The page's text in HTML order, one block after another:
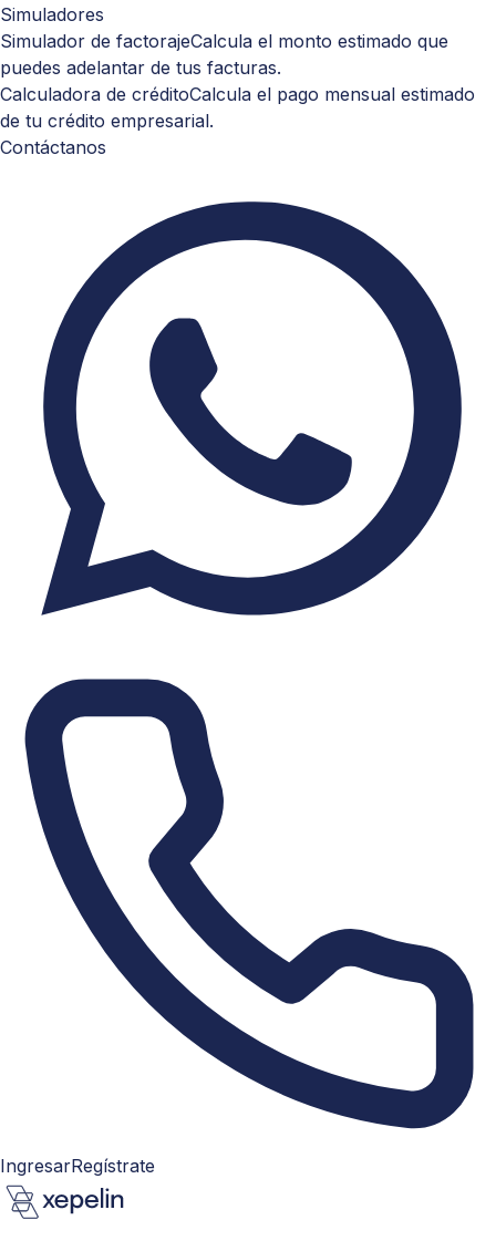
Simuladores
Simulador de factorajeCalcula el monto estimado que
puedes adelantar de tus facturas.
Calculadora de créditoCalcula el pago mensual estimado
de tu crédito empresarial.
Contáctanos
IngresarRegístrate